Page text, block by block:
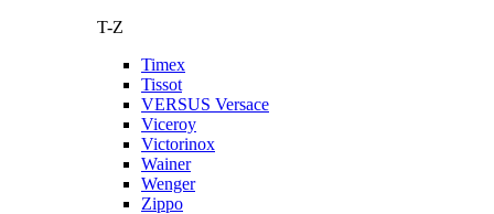
T-Z
Timex
Tissot
VERSUS Versace
Viceroy
Victorinox
Wainer
Wenger
Zippo